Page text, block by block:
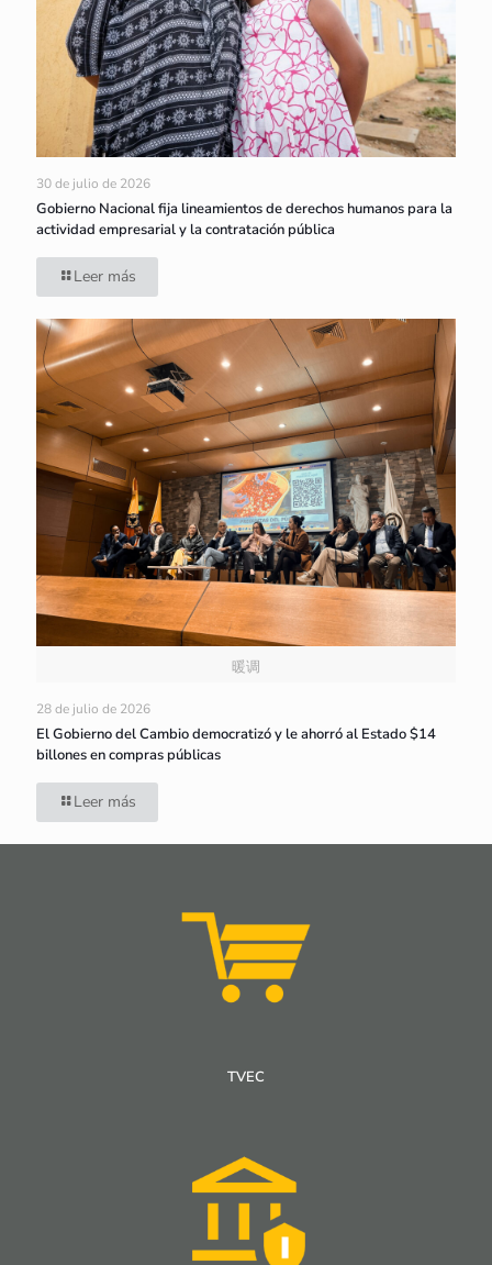
30 de julio de 2026
Gobierno Nacional fija lineamientos de derechos humanos para la
actividad empresarial y la contratación pública
Leer más
暖调
28 de julio de 2026
El Gobierno del Cambio democratizó y le ahorró al Estado $14
billones en compras públicas
Leer más
TVEC